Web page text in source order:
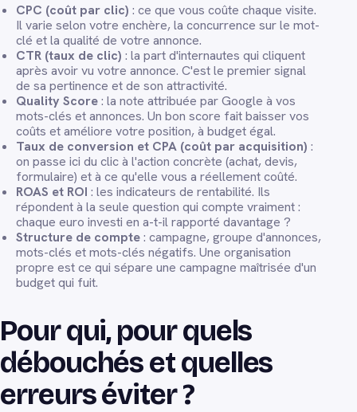
CPC (coût par clic) : ce que vous coûte chaque visite.
Il varie selon votre enchère, la concurrence sur le mot-
clé et la qualité de votre annonce.
CTR (taux de clic) : la part d'internautes qui cliquent
après avoir vu votre annonce. C'est le premier signal
de sa pertinence et de son attractivité.
Quality Score: la note attribuée par Google à vos
mots-clés et annonces. Un bon score fait baisser vos
coûts et améliore votre position, à budget égal.
Taux de conversion et CPA (coût par acquisition) :
on passe ici du clic à l'action concrète (achat, devis,
formulaire) et à ce qu'elle vous a réellement coûté.
ROAS et ROI : les indicateurs de rentabilité. Ils
répondent à la seule question qui compte vraiment :
chaque euro investi en a-t-il rapporté davantage ?
Structure de compte: campagne, groupe d'annonces,
mots-clés et mots-clés négatifs. Une organisation
propre est ce qui sépare une campagne maîtrisée d'un
budget qui fuit.
Pour qui, pour quels
débouchés et quelles
erreurs éviter ?